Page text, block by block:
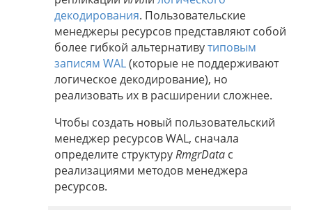
декодирования. Пользовательские
менеджеры ресурсов представляют собой
более гибкой альтернативутиповым
записям WAL(которые не поддерживают
логическое декодирование), но
реализовать их в расширении сложнее.
Чтобы создать новый пользовательский
менеджер ресурсов WAL, сначала
определите структуруRmgrData с
реализациями методов менеджера
ресурсов.